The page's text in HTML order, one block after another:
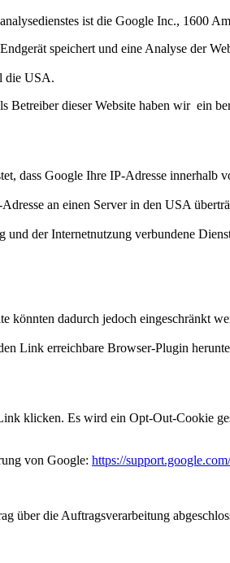
ist die Google Inc., 1600
speichert und eine Analyse der
die USA.
dieser Website haben wir ein
Google Ihre IP-Adresse innerhalb
an einen Server in den USA
der Internetnutzung verbundene
dadurch jedoch eingeschränkt
Link erreichbare Browser-Plugin
klicken. Es wird ein Opt-Out-Cookie
von Google: https://
über die Auftragsverarbeitung